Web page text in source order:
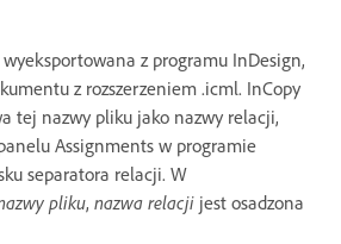
z programu InDesign,
z rozszerzeniem .icml. InCopy
tej nazwy pliku jako nazwy relacji,
Assignments w programie
separatora relacji. W
pliku, nazwa relacji jest osadzona